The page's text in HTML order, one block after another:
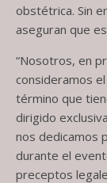
obstétrica. Sin
aseguran que
“Nosotros, en
consideramos
término que
dirigido
nos dedicamos
durante el
preceptos